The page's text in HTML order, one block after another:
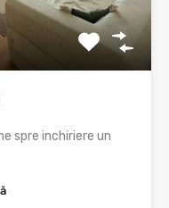
spre inchiriere un